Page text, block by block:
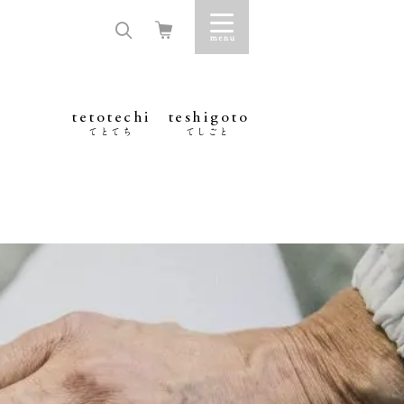
tetotechi
てとてち
teshigoto
てしごと